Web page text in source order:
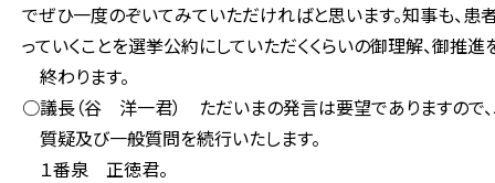
でぜひ一度のぞいてみていただければと思います。知事も、
っていくことを選挙公約にしていただくくらいの御理解、御推
終わります。
○議長（谷 洋一君） ただいまの発言は要望でありますので
質疑及び一般質問を続行いたします。
１番泉 正徳君。